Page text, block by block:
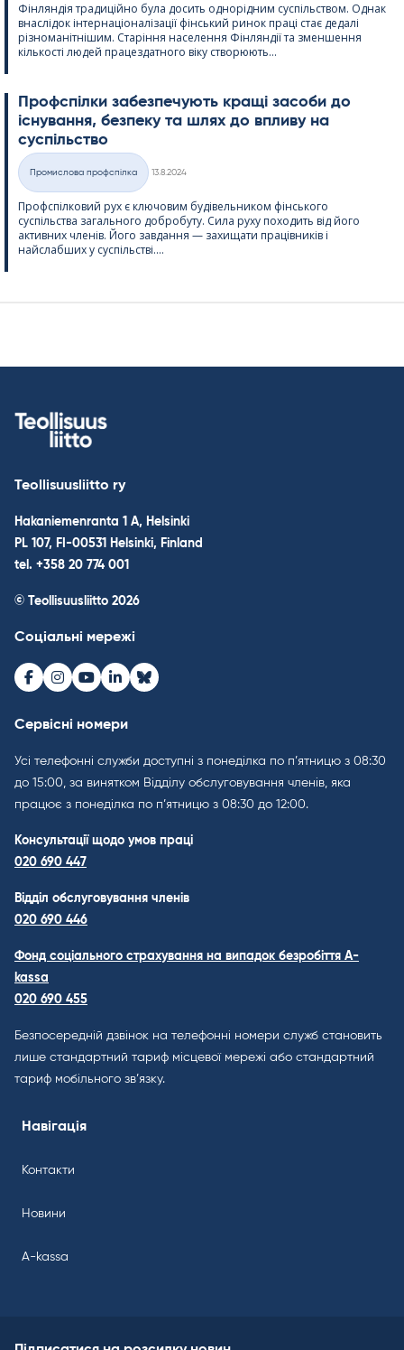
Фінляндія традиційно була досить однорідним суспільством. Однак
внаслідок інтернаціоналізації фінський ринок праці стає дедалі
різноманітнішим. Старіння населення Фінляндії та зменшення
кількості людей працездатного віку створюють...
Профспілки забезпечують кращі засоби до
існування, безпеку та шлях до впливу на
суспільство
Категорії
Промислова профспілка
13.8.2024
Профспілковий рух є ключовим будівельником фінського
суспільства загального добробуту. Сила руху походить від його
активних членів. Його завдання — захищати працівників і
найслабших у суспільстві....
Teollisuusliitto ry
Hakaniemenranta 1 A, Helsinki
PL 107, FI-00531 Helsinki, Finland
tel. +358 20 774 001
© Teollisuusliitto 2026
Соціальні мережі
Facebook
Instagram
Youtube
LinkedInBluesky
Сервісні номери
Усі телефонні служби доступні з понеділка по п’ятницю з 08:30
до 15:00, за винятком Відділу обслуговування членів, яка
працює з понеділка по п’ятницю з 08:30 до 12:00.
Консультації щодо умов праці
020 690 447
Відділ обслуговування членів
020 690 446
Фонд соціального страхування на випадок безробіття A-
kassa
020 690 455
Безпосередній дзвінок на телефонні номери служб становить
лише стандартний тариф місцевої мережі або стандартний
тариф мобільного зв’язку.
Навігація
Контакти
Новини
A-kassa